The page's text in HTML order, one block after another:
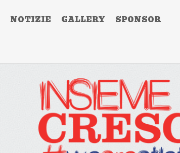
NOTIZIE GALLERY
SPONSOR